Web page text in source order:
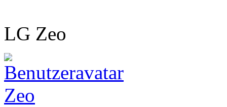
LG Zeo
Zeo